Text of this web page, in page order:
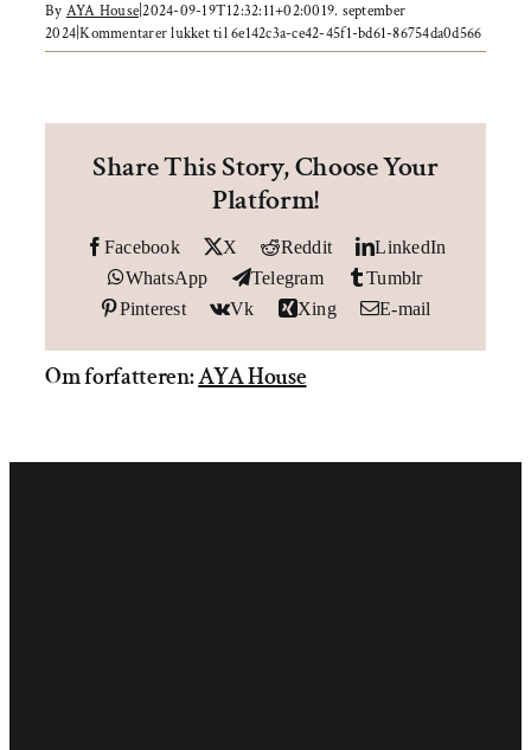
By AYA House|2024-09-19T12:32:11+02:0019. september
2024|Kommentarer lukkettil 6e142c3a-ce42-45f1-bd61-86754da0d566
Share This Story, Choose Your
Platform!
Facebook X Reddit
LinkedIn
WhatsApp
Telegram
Tumblr
Pinterest
Vk Xing E-mail
Om forfatteren:AYA House